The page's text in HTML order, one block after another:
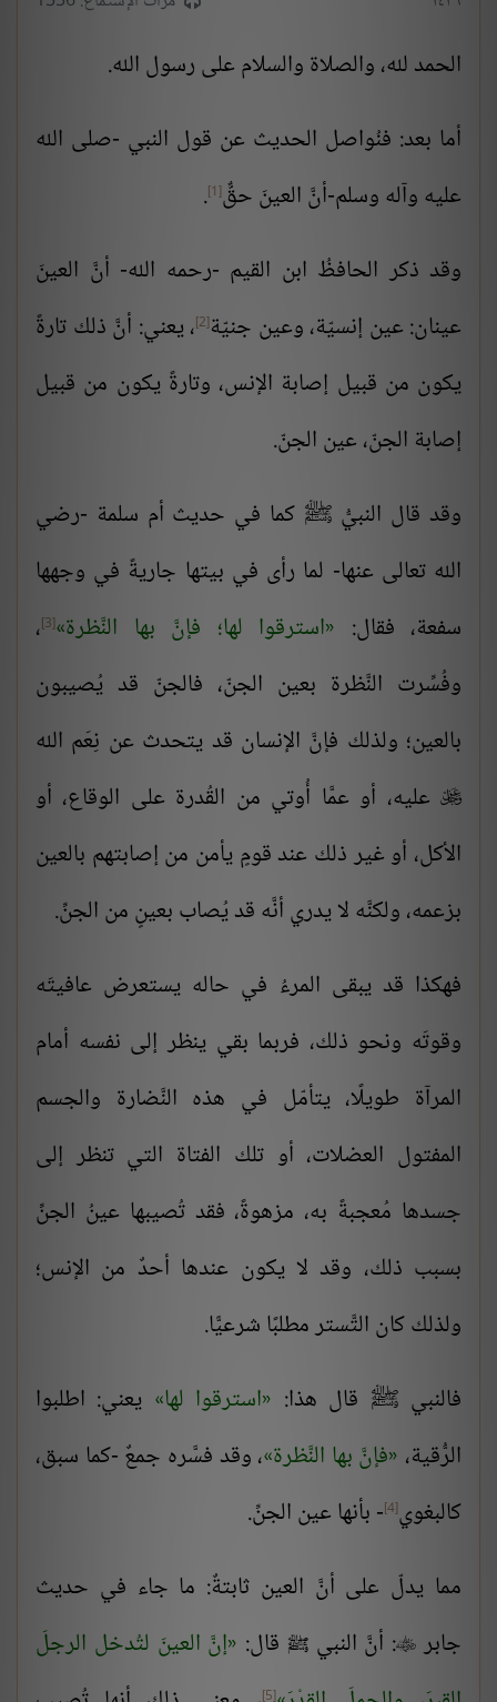
الحمد لله، والصلاة والسلام على رسول الله.
أما بعد: فنُواصل الحديث عن قول النبي -صلى الله
عليه وآله وسلم-أنَّ العينَ حقٌّ[1]
.
وقد ذكر الحافظُ ابن القيم -رحمه الله- أنَّ العينَ
عينان: عين إنسيّة، وعين جنيّة[2] ، يعني: أنَّ ذلك تارةً
يكون من قبيل إصابة الإنس، وتارةً يكون من قبيل
إصابة الجنّ، عين الجنّ.
وقد قال النبيُّ ﷺ كما في حديث أم سلمة -رضي
الله تعالى عنها- لما رأى في بيتها جاريةً في وجهها
سفعة، فقال:
استرقوا لها؛ فإنَّ بها النَّظرة [3] ،
وفُسِّرت النَّظرة بعين الجنّ، فالجنّ قد يُصيبون
بالعين؛ ولذلك فإنَّ الإنسان قد يتحدث عن نِعَم الله
 عليه، أو عمَّا أُوتي من القُدرة على الوقاع، أو
الأكل، أو غير ذلك عند قومٍ يأمن من إصابتهم بالعين
بزعمه، ولكنَّه لا يدري أنَّه قد يُصاب بعينٍ من الجنِّ.
فهكذا قد يبقى المرءُ في حاله يستعرض عافيتَه
وقوتَه ونحو ذلك، فربما بقي ينظر إلى نفسه أمام
المرآة طويلًا، يتأمّل في هذه النَّضارة والجسم
المفتول العضلات، أو تلك الفتاة التي تنظر إلى
جسدها مُعجبةً به، مزهوةً، فقد تُصيبها عينُ الجنِّ
بسبب ذلك، وقد لا يكون عندها أحدٌ من الإنس؛
ولذلك كان التَّستر مطلبًا شرعيًّا.
فالنبي ﷺ قال هذا: استرقوا لها يعني: اطلبوا
الرُّقية، فإنَّ بها النَّظرة ، وقد فسَّره جمعٌ -كما سبق،
كالبغوي[4] - بأنها عين الجنِّ.
مما يدلّ على أنَّ العين ثابتةٌ: ما جاء في حديث
جابر : أنَّ النبيﷺ قال: إنَّ العينَ لتُدخل الرجلَ
[5]